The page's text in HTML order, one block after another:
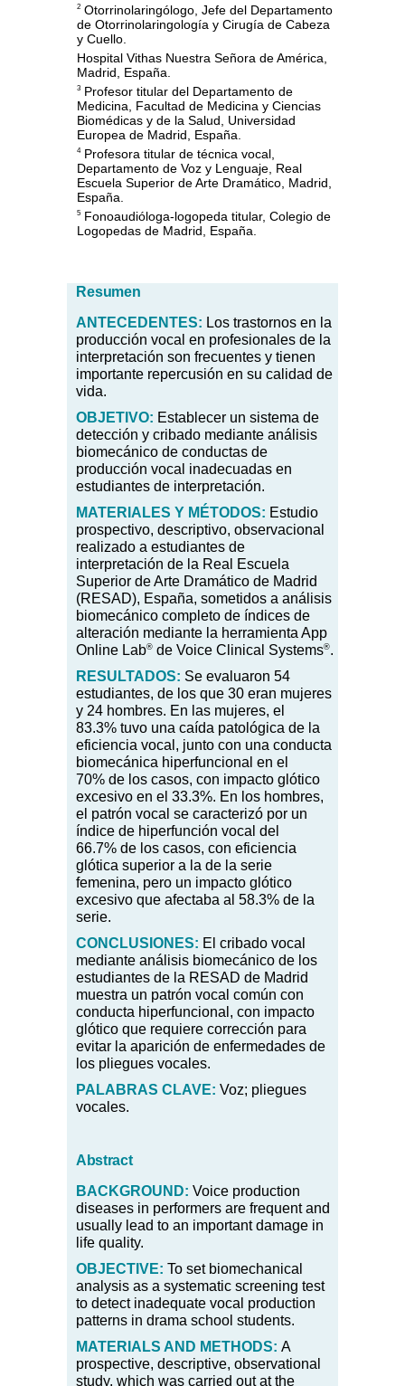
2 Otorrinolaringólogo, Jefe del Departamento
de Otorrinolaringología y Cirugía de Cabeza
y Cuello.
Hospital Vithas Nuestra Señora de América,
Madrid, España.
3 Profesor titular del Departamento de
Medicina, Facultad de Medicina y Ciencias
Biomédicas y de la Salud, Universidad
Europea de Madrid, España.
4Profesora titular de técnica vocal,
Departamento de Voz y Lenguaje, Real
Escuela Superior de Arte Dramático, Madrid,
España.
5 Fonoaudióloga-logopeda titular, Colegio de
Logopedas de Madrid, España.
Resumen
ANTECEDENTES: Los trastornos en la
producción vocal en profesionales de la
interpretación son frecuentes y tienen
importante repercusión en su calidad de
vida.
OBJETIVO: Establecer un sistema de
detección y cribado mediante análisis
biomecánico de conductas de
producción vocal inadecuadas en
estudiantes de interpretación.
MATERIALES Y MÉTODOS: Estudio
prospectivo, descriptivo, observacional
realizado a estudiantes de
interpretación de la Real Escuela
Superior de Arte Dramático de Madrid
(RESAD), España, sometidos a análisis
biomecánico completo de índices de
alteración mediante la herramienta App
Online Lab® de Voice Clinical Systems®.
RESULTADOS: Se evaluaron 54
estudiantes, de los que 30 eran mujeres
y 24 hombres. En las mujeres, el
83.3% tuvo una caída patológica de la
eficiencia vocal, junto con una conducta
biomecánica hiperfuncional en el
70% de los casos, con impacto glótico
excesivo en el 33.3%. En los hombres,
el patrón vocal se caracterizó por un
índice de hiperfunción vocal del
66.7% de los casos, con eficiencia
glótica superior a la de la serie
femenina, pero un impacto glótico
excesivo que afectaba al 58.3% de la
serie.
CONCLUSIONES: El cribado vocal
mediante análisis biomecánico de los
estudiantes de la RESAD de Madrid
muestra un patrón vocal común con
conducta hiperfuncional, con impacto
glótico que requiere corrección para
evitar la aparición de enfermedades de
los pliegues vocales.
PALABRAS CLAVE: Voz; pliegues
vocales.
Abstract
BACKGROUND: Voice production
diseases in performers are frequent and
usually lead to an important damage in
life quality.
OBJECTIVE: To set biomechanical
analysis as a systematic screening test
to detect inadequate vocal production
patterns in drama school students.
MATERIALS AND METHODS: A
prospective, descriptive, observational
study, which was carried out at the